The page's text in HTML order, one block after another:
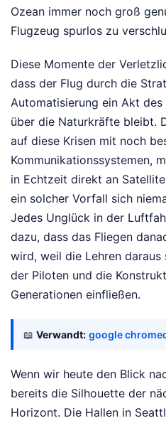
Ozean immer noch groß
Flugzeug spurlos zu
Diese Momente der
dass der Flug durch die
Automatisierung ein Akt
über die Naturkräfte bleibt.
auf diese Krisen mit noch
Kommunikationssystemen,
in Echtzeit direkt an
ein solcher Vorfall sich
Jedes Unglück in der
dazu, dass das Fliegen
wird, weil die Lehren
der Piloten und die
Generationen einfließen.
📖 Verwandt: google
Wenn wir heute den Blick
bereits die Silhouette der
Horizont. Die Hallen in